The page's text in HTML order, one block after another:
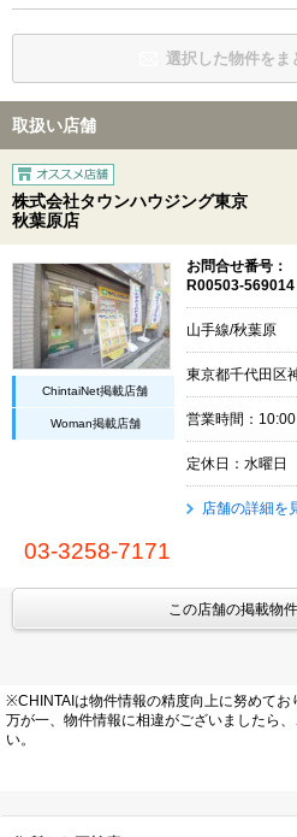
選択した物件をま
取扱い店舗
株式会社タウンハウジング東京
秋葉原店
ChintaiNet掲載店舗
Woman掲載店舗
お問合せ番号：
R00503-569014
山手線/秋葉原
東京都千代田区
営業時間：
定休日：水曜日
店舗の詳細を
03-3258-7171
この店舗の掲載物
※CHINTAIは物件情報の精度向上に努めてお
万が一、物件情報に相違がございましたら、
い。